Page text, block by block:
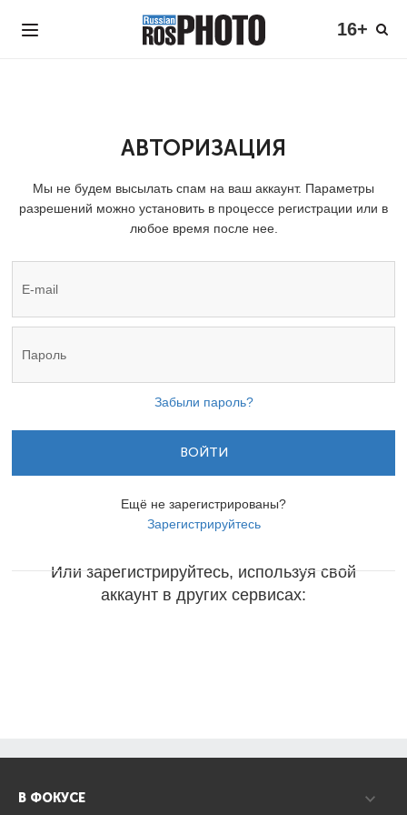
16+
АВТОРИЗАЦИЯ
Мы не будем высылать спам на ваш аккаунт. Параметры
разрешений можно установить в процессе регистрации или в
любое время после нее.
Забыли пароль?
ВОЙТИ
Ещё не зарегистрированы?
Зарегистрируйтесь
Или зарегистрируйтесь, используя свой
аккаунт в других сервисах:
В ФОКУСЕ